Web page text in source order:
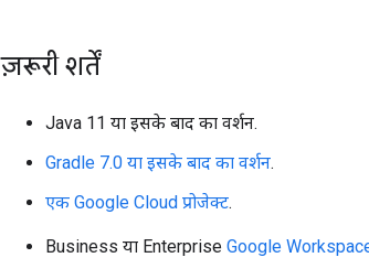
ज़रूरी शर्तें
Java 11 या इसके बाद का वर्शन.
Gradle 7.0 या इसके बाद का वर्शन.
एक Google Cloud प्रोजेक्ट.
Business या Enterprise Google